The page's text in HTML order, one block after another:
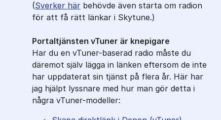
(Sverker här behövde även starta om radion
för att få rätt länkar i Skytune.)
Portaltjänsten vTuner är knepigare
Har du en vTuner-baserad radio måste du
däremot själv lägga in länken eftersom de inte
har uppdaterat sin tjänst på flera år. Här har
jag hjälpt lyssnare med hur man gör detta i
några vTuner-modeller: